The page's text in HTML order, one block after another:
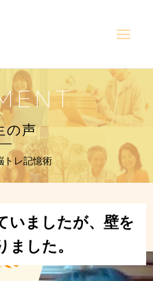
の声
トレ記憶術
いましたが、 壁を
ました。